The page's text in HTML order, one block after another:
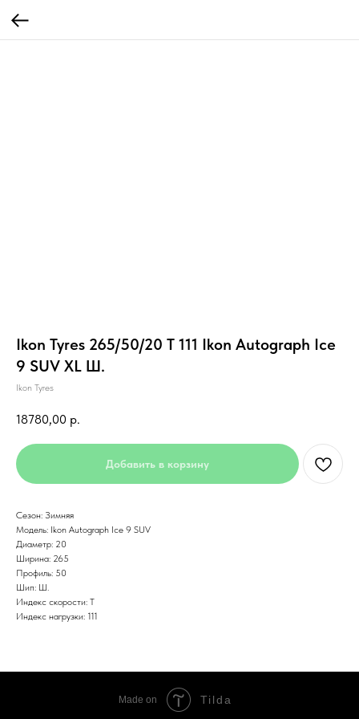
Ikon Tyres 265/50/20 T 111 Ikon Autograph Ice
9 SUV XL Ш.
Ikon Tyres
18780,00 р.
Добавить в корзину
Сезон: Зимняя
Модель: Ikon Autograph Ice 9 SUV
Диаметр: 20
Ширина: 265
Профиль: 50
Шип: Ш.
Индекс скорости: T
Индекс нагрузки: 111
Made on Tilda